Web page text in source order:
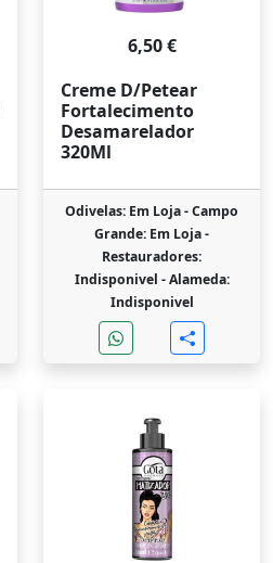
6,50 €
Creme D/Petear
Fortalecimento
Desamarelador
320Ml
Odivelas: Em Loja -Campo
Grande: Em Loja -
Restauradores:
Indisponivel -Alameda:
Indisponivel